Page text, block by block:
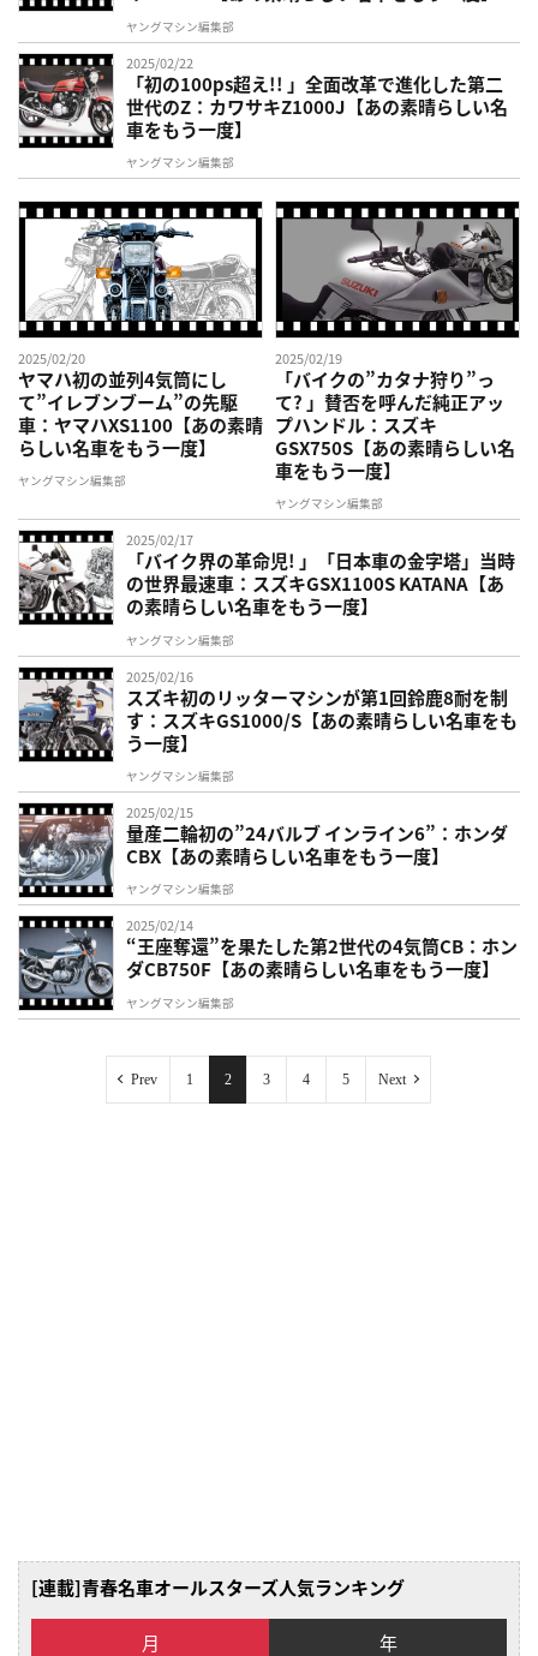
ヤングマシン編集部
2025/02/22
「初の100ps超え!! 」全面改革で進化した第二
世代のZ：カワサキZ1000J【あの素晴らしい名
車をもう一度】
ヤングマシン編集部
2025/02/20
ヤマハ初の並列4気筒にし
て”イレブンブーム”の先駆
車：ヤマハXS1100【あの素晴
らしい名車をもう一度】
ヤングマシン編集部
2025/02/19
「バイクの”カタナ狩り”っ
て? 」賛否を呼んだ純正アッ
プハンドル：スズキ
GSX750S【あの素晴らしい名
車をもう一度】
ヤングマシン編集部
2025/02/17
「バイク界の革命児! 」「日本車の金字塔」当時
の世界最速車：スズキGSX1100S KATANA【あ
の素晴らしい名車をもう一度】
ヤングマシン編集部
2025/02/16
スズキ初のリッターマシンが第1回鈴鹿8耐を制
す：スズキGS1000/S【あの素晴らしい名車をも
う一度】
ヤングマシン編集部
2025/02/15
量産二輪初の”24バルブ インライン6”：ホンダ
CBX【あの素晴らしい名車をもう一度】
ヤングマシン編集部
2025/02/14
“王座奪還”を果たした第2世代の4気筒CB：ホン
ダCB750F【あの素晴らしい名車をもう一度】
ヤングマシン編集部
Prev 1 2 3 4 5 Next
[連載]青春名車オールスターズ人気ランキング
月 年